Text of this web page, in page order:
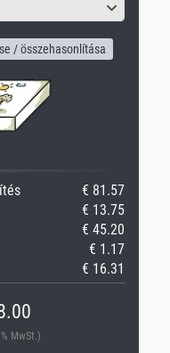
/ összehasonlítása
€ 81.57
€ 13.75
€ 45.20
€ 1.17
€ 16.31
MwSt.)